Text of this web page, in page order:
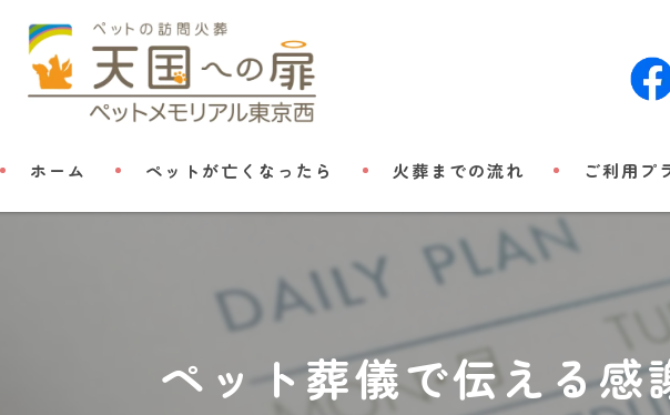
ホーム ペットが亡くなったら 火葬までの流れ ご利用プ
ペット葬儀で伝える感